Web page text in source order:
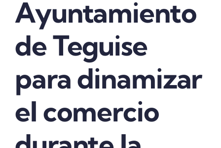
Ayuntamiento
de Teguise
para dinamizar
el comercio